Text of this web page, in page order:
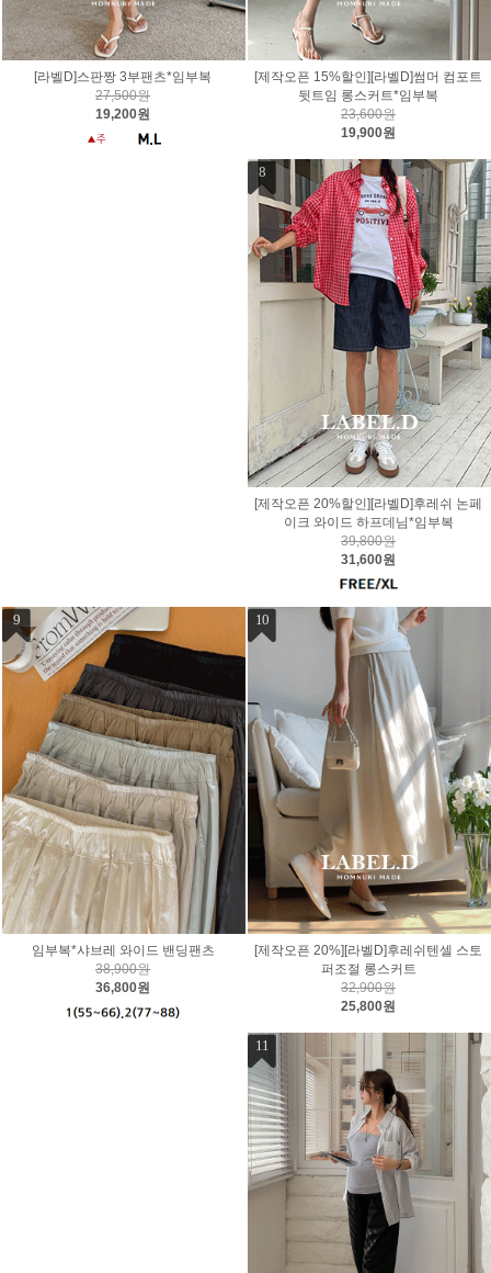
[라벨D]스판짱 3부팬츠*임부복
27,500원
19,200원
[제작오픈 15%할인][라벨D]썸머 컴포트
뒷트임 롱스커트*임부복
23,600원
19,900원
8
[제작오픈 20%할인][라벨D]후레쉬 논페
이크 와이드 하프데님*임부복
39,800원
31,600원
9
임부복*샤브레 와이드 밴딩팬츠
38,900원
36,800원
10
[제작오픈 20%][라벨D]후레쉬텐셀 스토
퍼조절 롱스커트
32,900원
25,800원
11